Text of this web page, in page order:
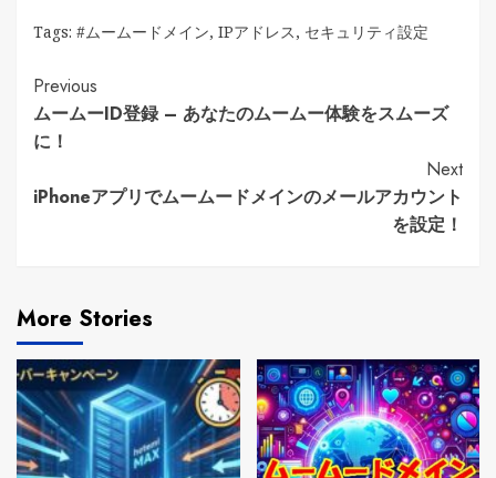
Tags: #ムームードメイン, IPアドレス, セキュリティ設定
Continue
Reading
Previous
ムームーID登録 – あなたのムームー体験をスムーズ
に！
Next
iPhoneアプリでムームードメインのメールアカウント
を設定！
More Stories